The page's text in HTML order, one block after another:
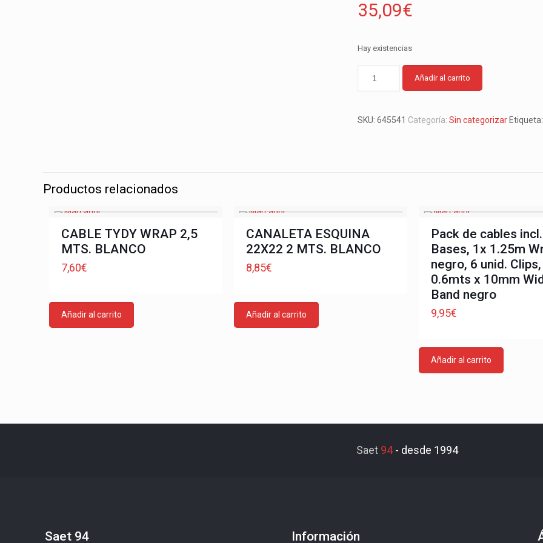
35,09€
Hay existencias
Añadir al carrito
SKU:645541 Categoría:Sin categorizar Etiqueta:
Productos relacionados
CABLE TYDY WRAP 2,5
MTS. BLANCO
7,60€
Añadir al carrito
CANALETA ESQUINA
22X22 2 MTS. BLANCO
8,85€
Añadir al carrito
Pack de cables
Bases, 1x 1.25m
negro, 6 unid. Clips,
0.6mts x 10mm
Band negro
9,95€
Añadir al carrito
Saet 94- desde 1994
Saet 94 Información